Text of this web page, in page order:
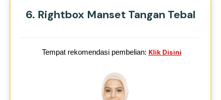
6. Rightbox Manset Tangan Tebal
Tempat rekomendasi pembelian: Klik Disini